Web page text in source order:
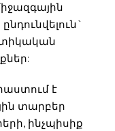
է
տարբեր
ինչպիսիք